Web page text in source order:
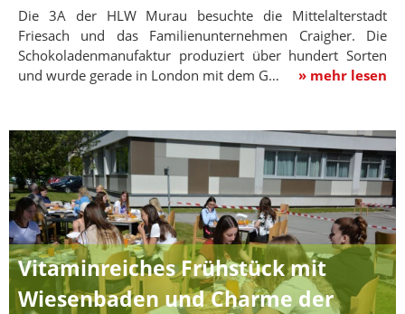
Die 3A der HLW Murau besuchte die Mittelalterstadt
Friesach und das Familienunternehmen Craigher. Die
Schokoladenmanufaktur produziert über hundert Sorten
und wurde gerade in London mit dem G…
» mehr lesen
Vitaminreiches Frühstück mit
Wiesenbaden und Charme der